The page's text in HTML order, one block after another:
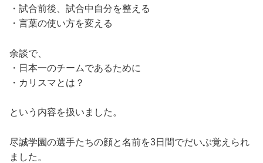
・試合前後、試合中自分を整える
・言葉の使い方を変える
余談で、
・日本一のチームであるために
・カリスマとは？
という内容を扱いました。
尽誠学園の選手たちの顔と名前を3日間でだいぶ覚えられ
ました。